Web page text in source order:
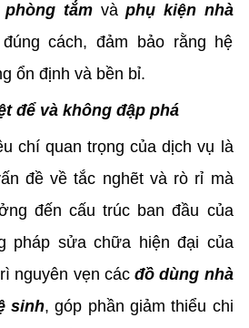
tắmvàphụ kiện nhà
cách, đảm bảo rằng hệ
ổn định và bền bỉ.
để và không đập phá
chí quan trọng của dịch vụ là
đề về tắc nghẽt và rò rỉ mà
đến cấu trúc ban đầu của
pháp sửa chữa hiện đại của
nguyên vẹn cácđồ dùng nhà
sinh, góp phần giảm thiểu chi